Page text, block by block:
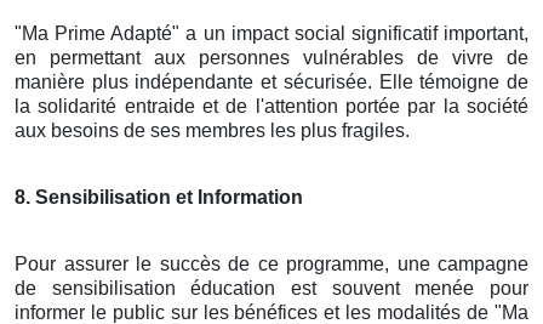
"Ma Prime Adapté" a un impact social significatif important,
en permettant aux personnes vulnérables de vivre de
manière plus indépendante et sécurisée. Elle témoigne de
la solidarité entraide et de l'attention portée par la société
aux besoins de ses membres les plus fragiles.
8. Sensibilisation et Information
Pour assurer le succès de ce programme, une campagne
de sensibilisation éducation est souvent menée pour
informer le public sur les bénéfices et les modalités de "Ma